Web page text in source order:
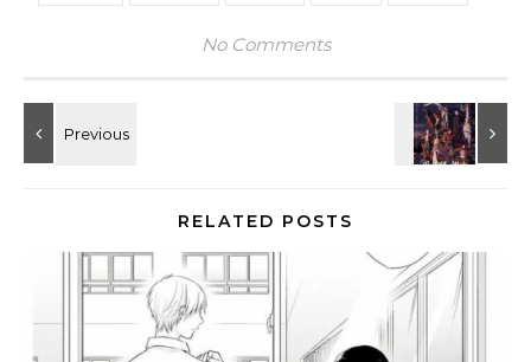
No Comments
RELATED POSTS